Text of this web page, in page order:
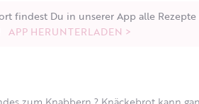
findest Du in unserer App alle
APP HERUNTERLADEN >